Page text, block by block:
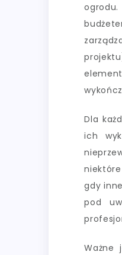
Dla
ich
gdy
pod
Ważne